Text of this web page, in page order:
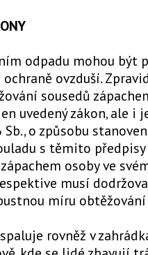
odpadu mohou být
ovzduší.
sousedů
uvedený zákon, ale i
o způsobu
s těmito
osoby ve
musí
míru obtěžování
rovněž v